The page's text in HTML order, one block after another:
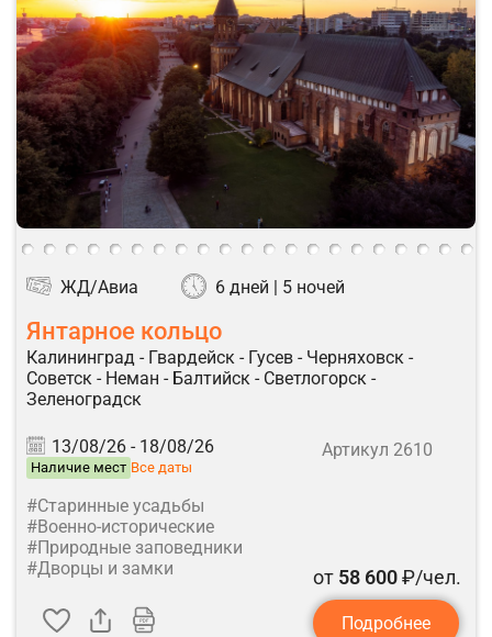
ЖД/Авиа 6 дней | 5 ночей
Янтарное кольцо
Калининград - Гвардейск - Гусев - Черняховск -
Советск - Неман - Балтийск - Светлогорск -
Зеленоградск
13/08/26 - 18/08/26
Наличие мест Все даты
Артикул 2610
#Старинные усадьбы
#Военно-исторические
#Природные заповедники
#Дворцы и замки
от 58 600₽/чел.
Подробнее